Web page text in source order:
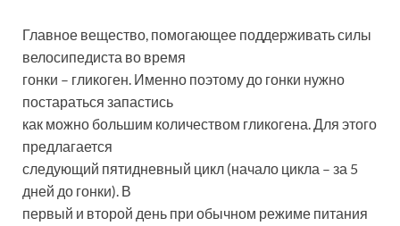
Главное вещество, помогающее поддерживать силы
велосипедиста во время
гонки – гликоген. Именно поэтому до гонки нужно
постараться запастись
как можно большим количеством гликогена. Для этого
предлагается
следующий пятидневный цикл (начало цикла – за 5
дней до гонки). В
первый и второй день при обычном режиме питания